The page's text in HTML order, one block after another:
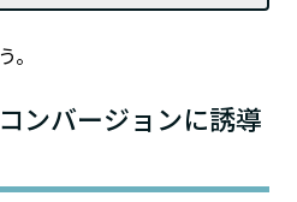
ンバージョンに誘導